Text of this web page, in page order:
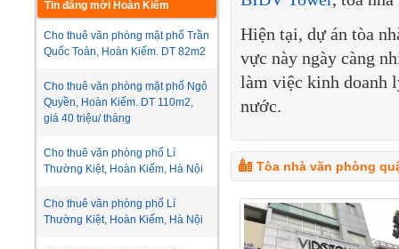
Tin đăng mới Hoàn Kiếm
Cho thuê văn phòng mặt phố Trần
Quốc Toản, Hoàn Kiếm. DT 82m2
Cho thuê văn phòng mặt phố Ngô
Quyền, Hoàn Kiếm. DT 110m2,
giá 40 triệu/ tháng
Cho thuê văn phòng phố Lí
Thường Kiệt, Hoàn Kiếm, Hà Nội
Cho thuê văn phòng phố Lí
Thường Kiệt, Hoàn Kiếm, Hà Nội
Hiện tại, dự án tòa
vực này ngày càng
làm việc kinh doanh
nước.
Tòa nhà văn phòng